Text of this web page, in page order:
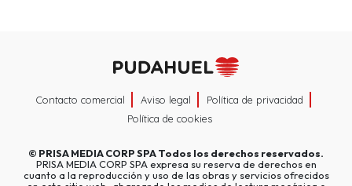
Contacto comercial Aviso legal
Política de privacidad
Política de cookies
© PRISA MEDIA CORP SPATodos los derechos reservados.
PRISA MEDIA CORP SPA expresa su reserva de derechos en
cuanto a la reproducción y uso de las obras y servicios ofrecidos